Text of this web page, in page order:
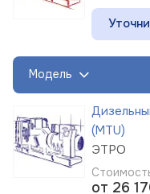
Модель
(MTU)
ЭТРО
от 26